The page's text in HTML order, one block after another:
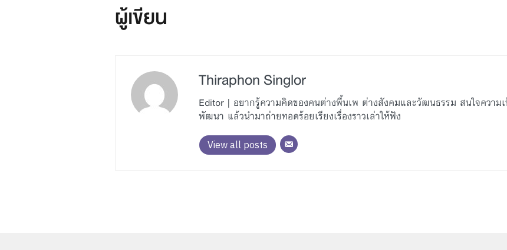
ผู้เขียน
Thiraphon Singlor
Editor | อยากรู้ความคิดของคนต่างพื้นเพ ต่างสังคมและวัฒนธรรม สนใจความ
พัฒนา แล้วนำมาถ่ายทอดร้อยเรียงเรื่องราวเล่าให้ฟัง
View all posts